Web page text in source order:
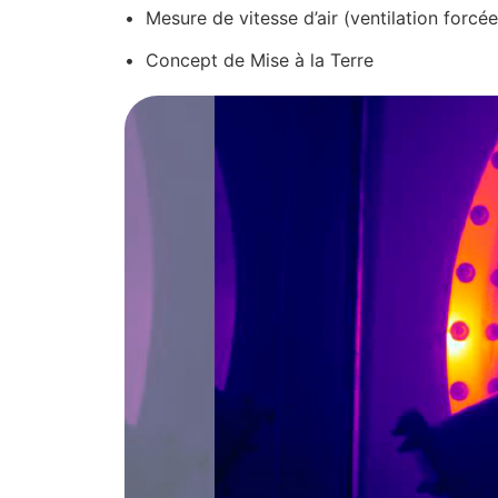
• Mesure de vitesse d’air (ventilation
• Concept de Mise à la Terre